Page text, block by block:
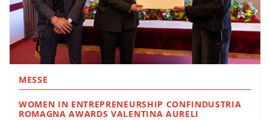
MESSE
WOMEN IN ENTREPRENEURSHIP CONFINDUSTRIA
ROMAGNA AWARDS VALENTINA AURELI